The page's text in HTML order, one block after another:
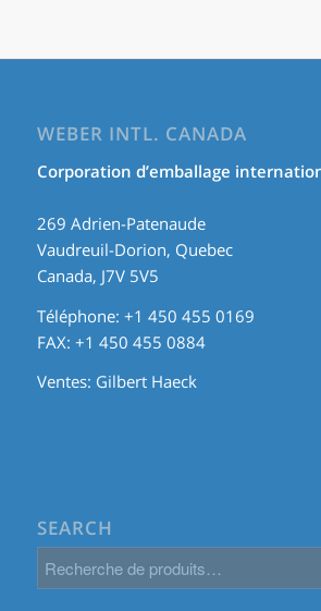
WEBER INTL. CANADA
Corporation d’emballage
269 Adrien-Patenaude
Vaudreuil-Dorion, Quebec
Canada, J7V 5V5
Téléphone: +1 450 455 0169
FAX: +1 450 455 0884
Ventes: Gilbert Haeck
SEARCH